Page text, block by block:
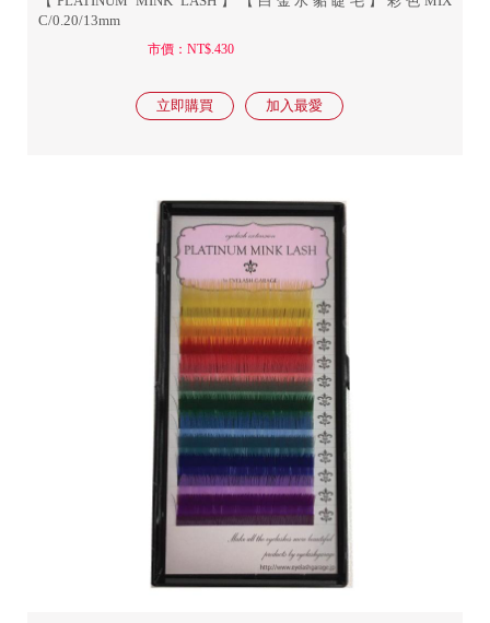
C/0.20/13mm
市價：NT$.430